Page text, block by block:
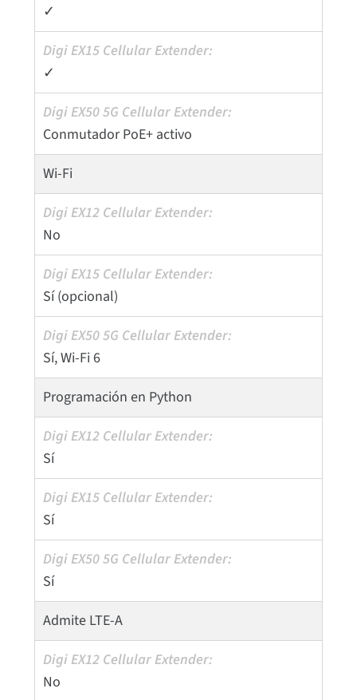
✓
✓
Conmutador PoE+ activo
Wi-Fi
No
Sí (opcional)
Sí, Wi-Fi 6
Programación en Python
Sí
Sí
Sí
Admite LTE-A
No